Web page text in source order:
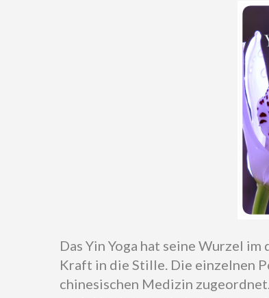
Das Yin Yoga hat seine Wurzel
Kraft in die Stille. Die einzelnen
chinesischen Medizin